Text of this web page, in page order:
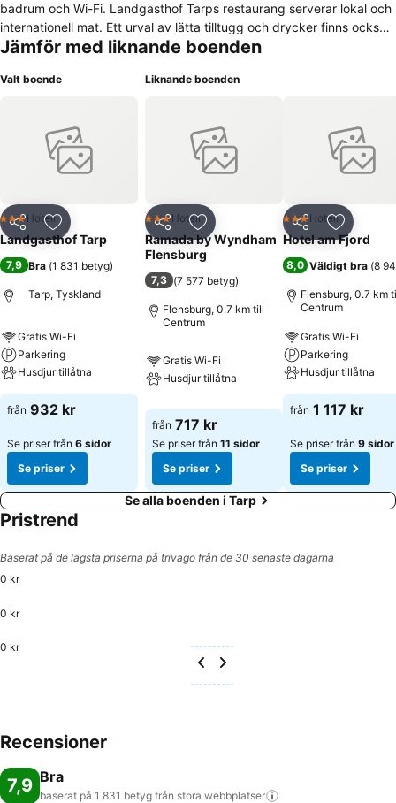
badrum och Wi-Fi. Landgasthof Tarps restaurang serverar lokal och
internationell mat. Ett urval av lätta tilltugg och drycker finns också
här. Parkering är gratis på Landgasthof Tarp.
Jämför med liknande boenden
Valt boende
Dela Lägg till i Mina Favoriter
3 Stjärnor
Hotell
Landgasthof Tarp
7,9 Bra (1 831 betyg)
Tarp, Tyskland
Gratis Wi-Fi
Parkering
Husdjur tillåtna
från 932 kr
Se priser från 6 sidor
Se priser
Liknande boenden
Dela Lägg till i Mina Favoriter
3 Stjärnor
Hotell
Ramada by Wyndham
Flensburg
7,3 (7 577 betyg)
Flensburg, 0.7 km till
Centrum
Gratis Wi-Fi
Husdjur tillåtna
från 717 kr
Se priser från 11 sidor
Se priser
Dela Lägg till
3 Stjärnor
Hotell
Hotel am Fjord
8,0 Väldigt bra (8
Flensburg, 0.7 km
Centrum
Gratis Wi-Fi
Parkering
Husdjur tillåtna
från 1 117 kr
Se priser från 9 sidor
Se priser
Se alla boenden i Tarp
Pristrend
Baserat på de lägsta priserna på trivago från de 30 senaste dagarna
0 kr
0 kr
0 kr
Recensioner
7,9 Bra
baserat på 1 831 betyg från stora webbplatser